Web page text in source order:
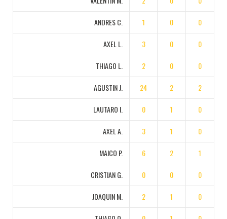
ANDRES C. 1 0 0
AXEL L. 3 0 0
THIAGO L. 2 0 0
AGUSTIN J. 24 2 2
LAUTARO I. 0 1 0
AXEL A. 3 1 0
MAICO P. 6 2 1
CRISTIAN G. 0 0 0
JOAQUIN M. 2 1 0